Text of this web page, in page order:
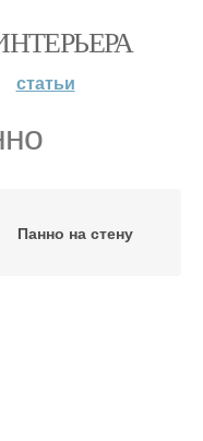
статьи
Панно на стену